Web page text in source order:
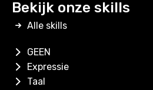
Bekijk onze skills
Alle skills
GEEN
Expressie
Taal